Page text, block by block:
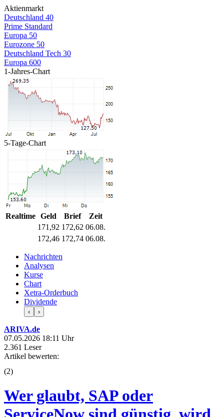
Aktienmarkt
Deutschland 40
Prime Standard
Europa 50
Eurozone 50
Deutschland Tech 30
Europa 600
1-Jahres-Chart
5-Tage-Chart
Realtime Geld Brief
Zeit
171,92 172,62 06.08.
172,46 172,74 06.08.
Nachrichten
Analysen
Kurse
Chart
Xetra-Orderbuch
Dividende
‹ ›
ARIVA.de
07.05.2026 18:11 Uhr
2.361 Leser
Artikel bewerten:
(2)
Wer glaubt, SAP oder